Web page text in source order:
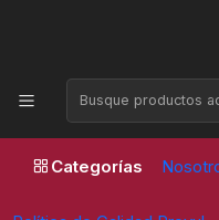
Categorías
Horario de atención
Gatas